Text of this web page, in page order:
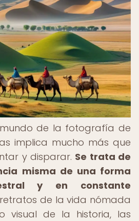
mundo de la fotografía de
implica mucho más que
y disparar. Se trata de
misma de una forma
y en constante
retratos de la vida nómada
visual de la historia, las